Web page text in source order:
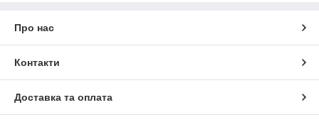
Про нас
Контакти
Доставка та оплата